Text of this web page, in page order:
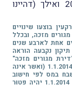
על דירת מגורים שנרכשה בשנת 2014 ואילך (דהיינו
מיסוי מקרקעין בוצעו שינויים
מזכה, ובכלל
אחת לארבע שנים
באותו תיקון נקבעה הוראה
"דירת מגורים מזכה"
(לרבות בידי תושב-חוץ) שיום רכישתה היה לפני 1.1.2014 (ואשר אינה
במס לפי חישוב
ליניארי מיוחד שעל פיו השבח הריאלי עד ליום 1.1.2014 יהיה פטוּר